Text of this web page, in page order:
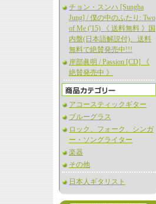
チョン・スンハ [Sungha
Jung] / 僕の中のふたり: Two
of Me ('15) 《 送料無料 》国
内盤(日本語解説付)、送料
無料で絶賛発売中!!!
岸部眞明 / Passion [CD] 《
絶賛発売中 》
アコースティックギター
ブルーグラス
ロック、フォーク、シンガ
ー・ソングライター
楽器
その他
日本人ギタリスト